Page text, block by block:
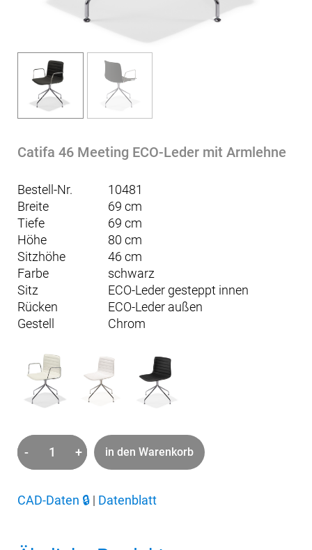
Catifa 46 Meeting ECO-Leder mit Armlehne
Bestell-Nr.
10481
Breite
69 cm
Tiefe
69 cm
Höhe
80 cm
Sitzhöhe
46 cm
Farbe
schwarz
Sitz
ECO-Leder gesteppt innen
Rücken
ECO-Leder außen
Gestell
Chrom
-
Catifa
Meeting
+ in den Warenkorb
CAD-Daten 🔒 | Datenblatt